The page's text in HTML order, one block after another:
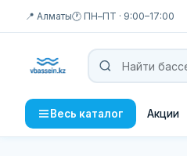
📍 Алматы🕐 ПН–ПТ · 9:00–17:00
Весь каталог Акции